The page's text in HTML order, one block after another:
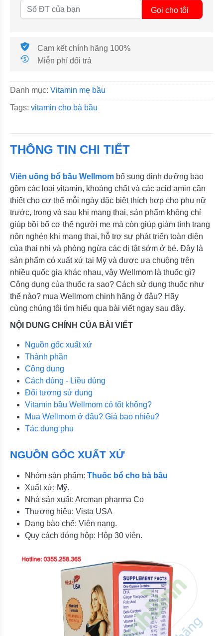
Gọi cho tôi
Cam kết chính hãng 100%
Miễn phí đổi trả
Danh mục: Vitamin mẹ bầu
Tags: vitamin cho bà bầu
THÔNG TIN CHI TIẾT
Viên uống bổ bầu Wellmom bổ sung dinh dưỡng bao
gồm các loại vitamin, khoáng chất và các acid amin cần
thiết cho cơ thể mỗi ngày đặc biệt thích hợp cho phụ nữ
trước, trong và sau khi mang thai, sản phẩm không chỉ
giúp bồi bổ cơ thể người mẹ mà còn giúp giảm tình trạng
nôn nghén khi mang thai, hỗ trợ sự phát triển toàn diện
của thai nhi và phòng ngừa các dị tật sớm ở bé. Đây là
sản phẩm có xuất xứ tại Mỹ và được ưa chuộng trên
nhiều quốc gia khác nhau, vậy Wellmom là thuốc gì?
Công dụng của thuốc ra sao? Cách sử dụng thuốc như
thế nào? mua Wellmom chinh hãng ở đâu? Hãy
cùng chúng tôi tìm hiểu qua bài viết ngay sau đây.
NỘI DUNG CHÍNH CỦA BÀI VIẾT
Nguồn gốc xuất xứ
Thành phần
Công dụng
Cách dùng - Liều dùng
Đối tượng sử dụng
Vitamin bầu Wellmom có tốt không?
Mua Wellmom ở đâu? Giá bao nhiêu?
Tác dụng phụ
NGUỒN GỐC XUẤT XỨ
Nhóm sản phẩm: Thuốc bổ cho bà bầu
Xuất xứ: Mỹ.
Nhà sản xuất: Arcman pharma Co
Thương hiệu: Vista USA
Dạng bào chế: Viên nang.
Quy cách đóng hộp: Hộp 30 viên.